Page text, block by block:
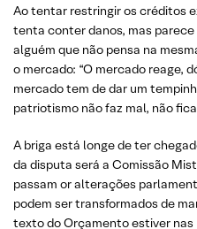
Ao tentar restringir os créditos
tenta conter danos, mas
alguém que não pensa na
o mercado: “O mercado reage,
mercado tem de dar um
patriotismo não faz mal, não
A briga está longe de ter
da disputa será a Comissão
passam or alterações
podem ser transformados de
texto do Orçamento estiver nas